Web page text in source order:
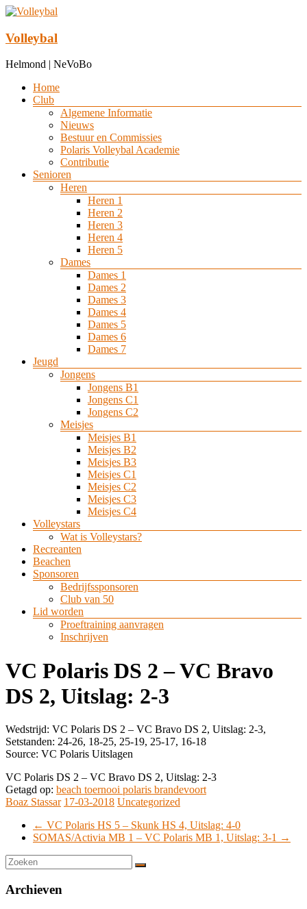
Ga
de
inhoud
Volleybal
Helmond | NeVoBo
Menu
Home
Club
Algemene Informatie
Nieuws
Bestuur en Commissies
Polaris Volleybal Academie
Contributie
Senioren
Heren
Heren 1
Heren 2
Heren 3
Heren 4
Heren 5
Dames
Dames 1
Dames 2
Dames 3
Dames 4
Dames 5
Dames 6
Dames 7
Jeugd
Jongens
Jongens B1
Jongens C1
Jongens C2
Meisjes
Meisjes B1
Meisjes B2
Meisjes B3
Meisjes C1
Meisjes C2
Meisjes C3
Meisjes C4
Volleystars
Wat is Volleystars?
Recreanten
Beachen
Sponsoren
Bedrijfssponsoren
Club van 50
Lid worden
Proeftraining aanvragen
Inschrijven
VC Polaris DS 2 – VC Bravo
DS 2, Uitslag: 2-3
Wedstrijd: VC Polaris DS 2 – VC Bravo DS 2, Uitslag: 2-3,
Setstanden: 24-26, 18-25, 25-19, 25-17, 16-18
Source: VC Polaris Uitslagen
VC Polaris DS 2 – VC Bravo DS 2, Uitslag: 2-3
Getagd op: beach toernooi polaris brandevoort
Boaz Stassar 17-03-2018 Uncategorized
← VC Polaris HS 5 – Skunk HS 4, Uitslag: 4-0
SOMAS/Activia MB 1 – VC Polaris MB 1, Uitslag: 3-1 →
Archieven